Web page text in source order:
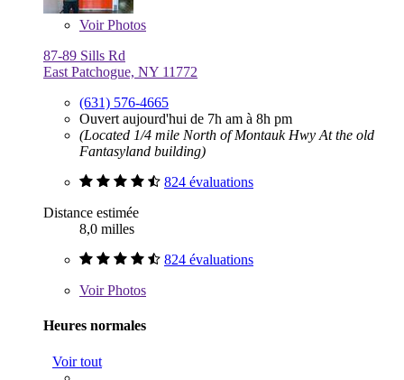
VoirPhotos
87-89 Sills Rd
East Patchogue, NY 11772
(631) 576-4665
Ouvert aujourd'hui de 7h am à 8h pm
(Located 1/4 mile North of Montauk Hwy At the old
Fantasyland building)
824 évaluations
Distance estimée
8,0 milles
824 évaluations
VoirPhotos
Heures normales
Voir tout